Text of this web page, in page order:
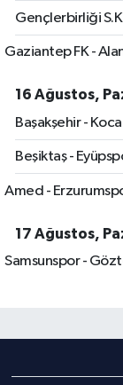
Gençlerbirliği
Gaziantep FK -
16 Ağustos,
Başakşehir -
Beşiktaş -
Amed -
17 Ağustos,
Samsunspor -